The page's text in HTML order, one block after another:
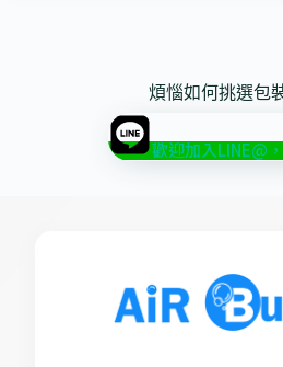
煩惱如何挑選包
歡迎加入LINE@